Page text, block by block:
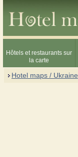
Hôtels et restaurants sur
la carte
Hotel maps / Ukraine